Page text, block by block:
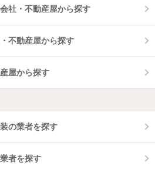
社・不動産屋から探す
不動産屋から探す
屋から探す
の業者を探す
者を探す